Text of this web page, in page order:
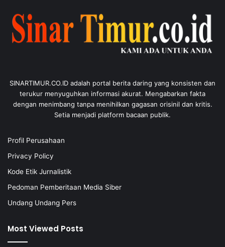
SINARTIMUR.CO.ID adalah portal berita daring yang konsisten dan
terukur menyuguhkan informasi akurat. Mengabarkan fakta
dengan menimbang tanpa menihilkan gagasan orisinil dan kritis.
Setia menjadi platform bacaan publik.
Profil Perusahaan
Privacy Policy
Kode Etik Jurnalistik
Pedoman Pemberitaan Media Siber
Undang Undang Pers
Most Viewed Posts